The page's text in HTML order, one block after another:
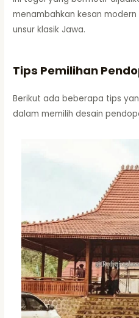
menambahkan kesan
unsur klasik Jawa.
Tips Pemilihan
Berikut ada beberapa tips
dalam memilih desain